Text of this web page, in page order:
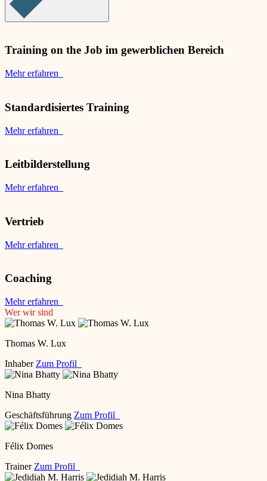
Training on the Job im gewerblichen Bereich
Mehr erfahren
Standardisiertes Training
Mehr erfahren
Leitbilderstellung
Mehr erfahren
Vertrieb
Mehr erfahren
Coaching
Mehr erfahren
Wer wir sind
Thomas W. Lux
Inhaber Zum Profil
Nina Bhatty
Geschäftsführung Zum Profil
Félix Domes
Trainer Zum Profil